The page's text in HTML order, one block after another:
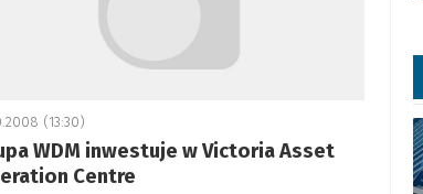
(13:30)
WDM inwestuje w Victoria Asset
Centre